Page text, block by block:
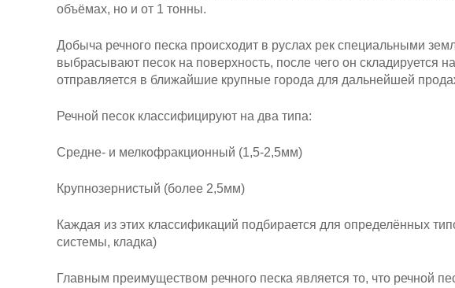
объёмах, но и от 1 тонны.
Добыча речного песка происходит в руслах рек специальными
выбрасывают песок на поверхность, после чего он складируется
отправляется в ближайшие крупные города для дальнейшей
Речной песок классифицируют на два типа:
Средне- и мелкофракционный (1,5-2,5мм)
Крупнозернистый (более 2,5мм)
Каждая из этих классификаций подбирается для определённых
системы, кладка)
Главным преимуществом речного песка является то, что речной